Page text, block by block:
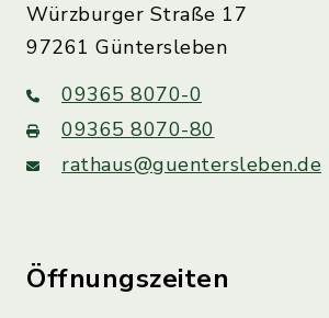
Würzburger Straße 17
97261 Güntersleben
09365 8070-0
09365 8070-80
rathaus@guentersleben.de
Öffnungszeiten